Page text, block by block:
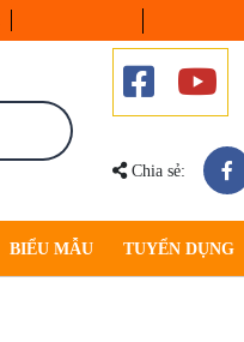
Chia sẻ:
BIỂU MẪU TUYỂN DỤNG